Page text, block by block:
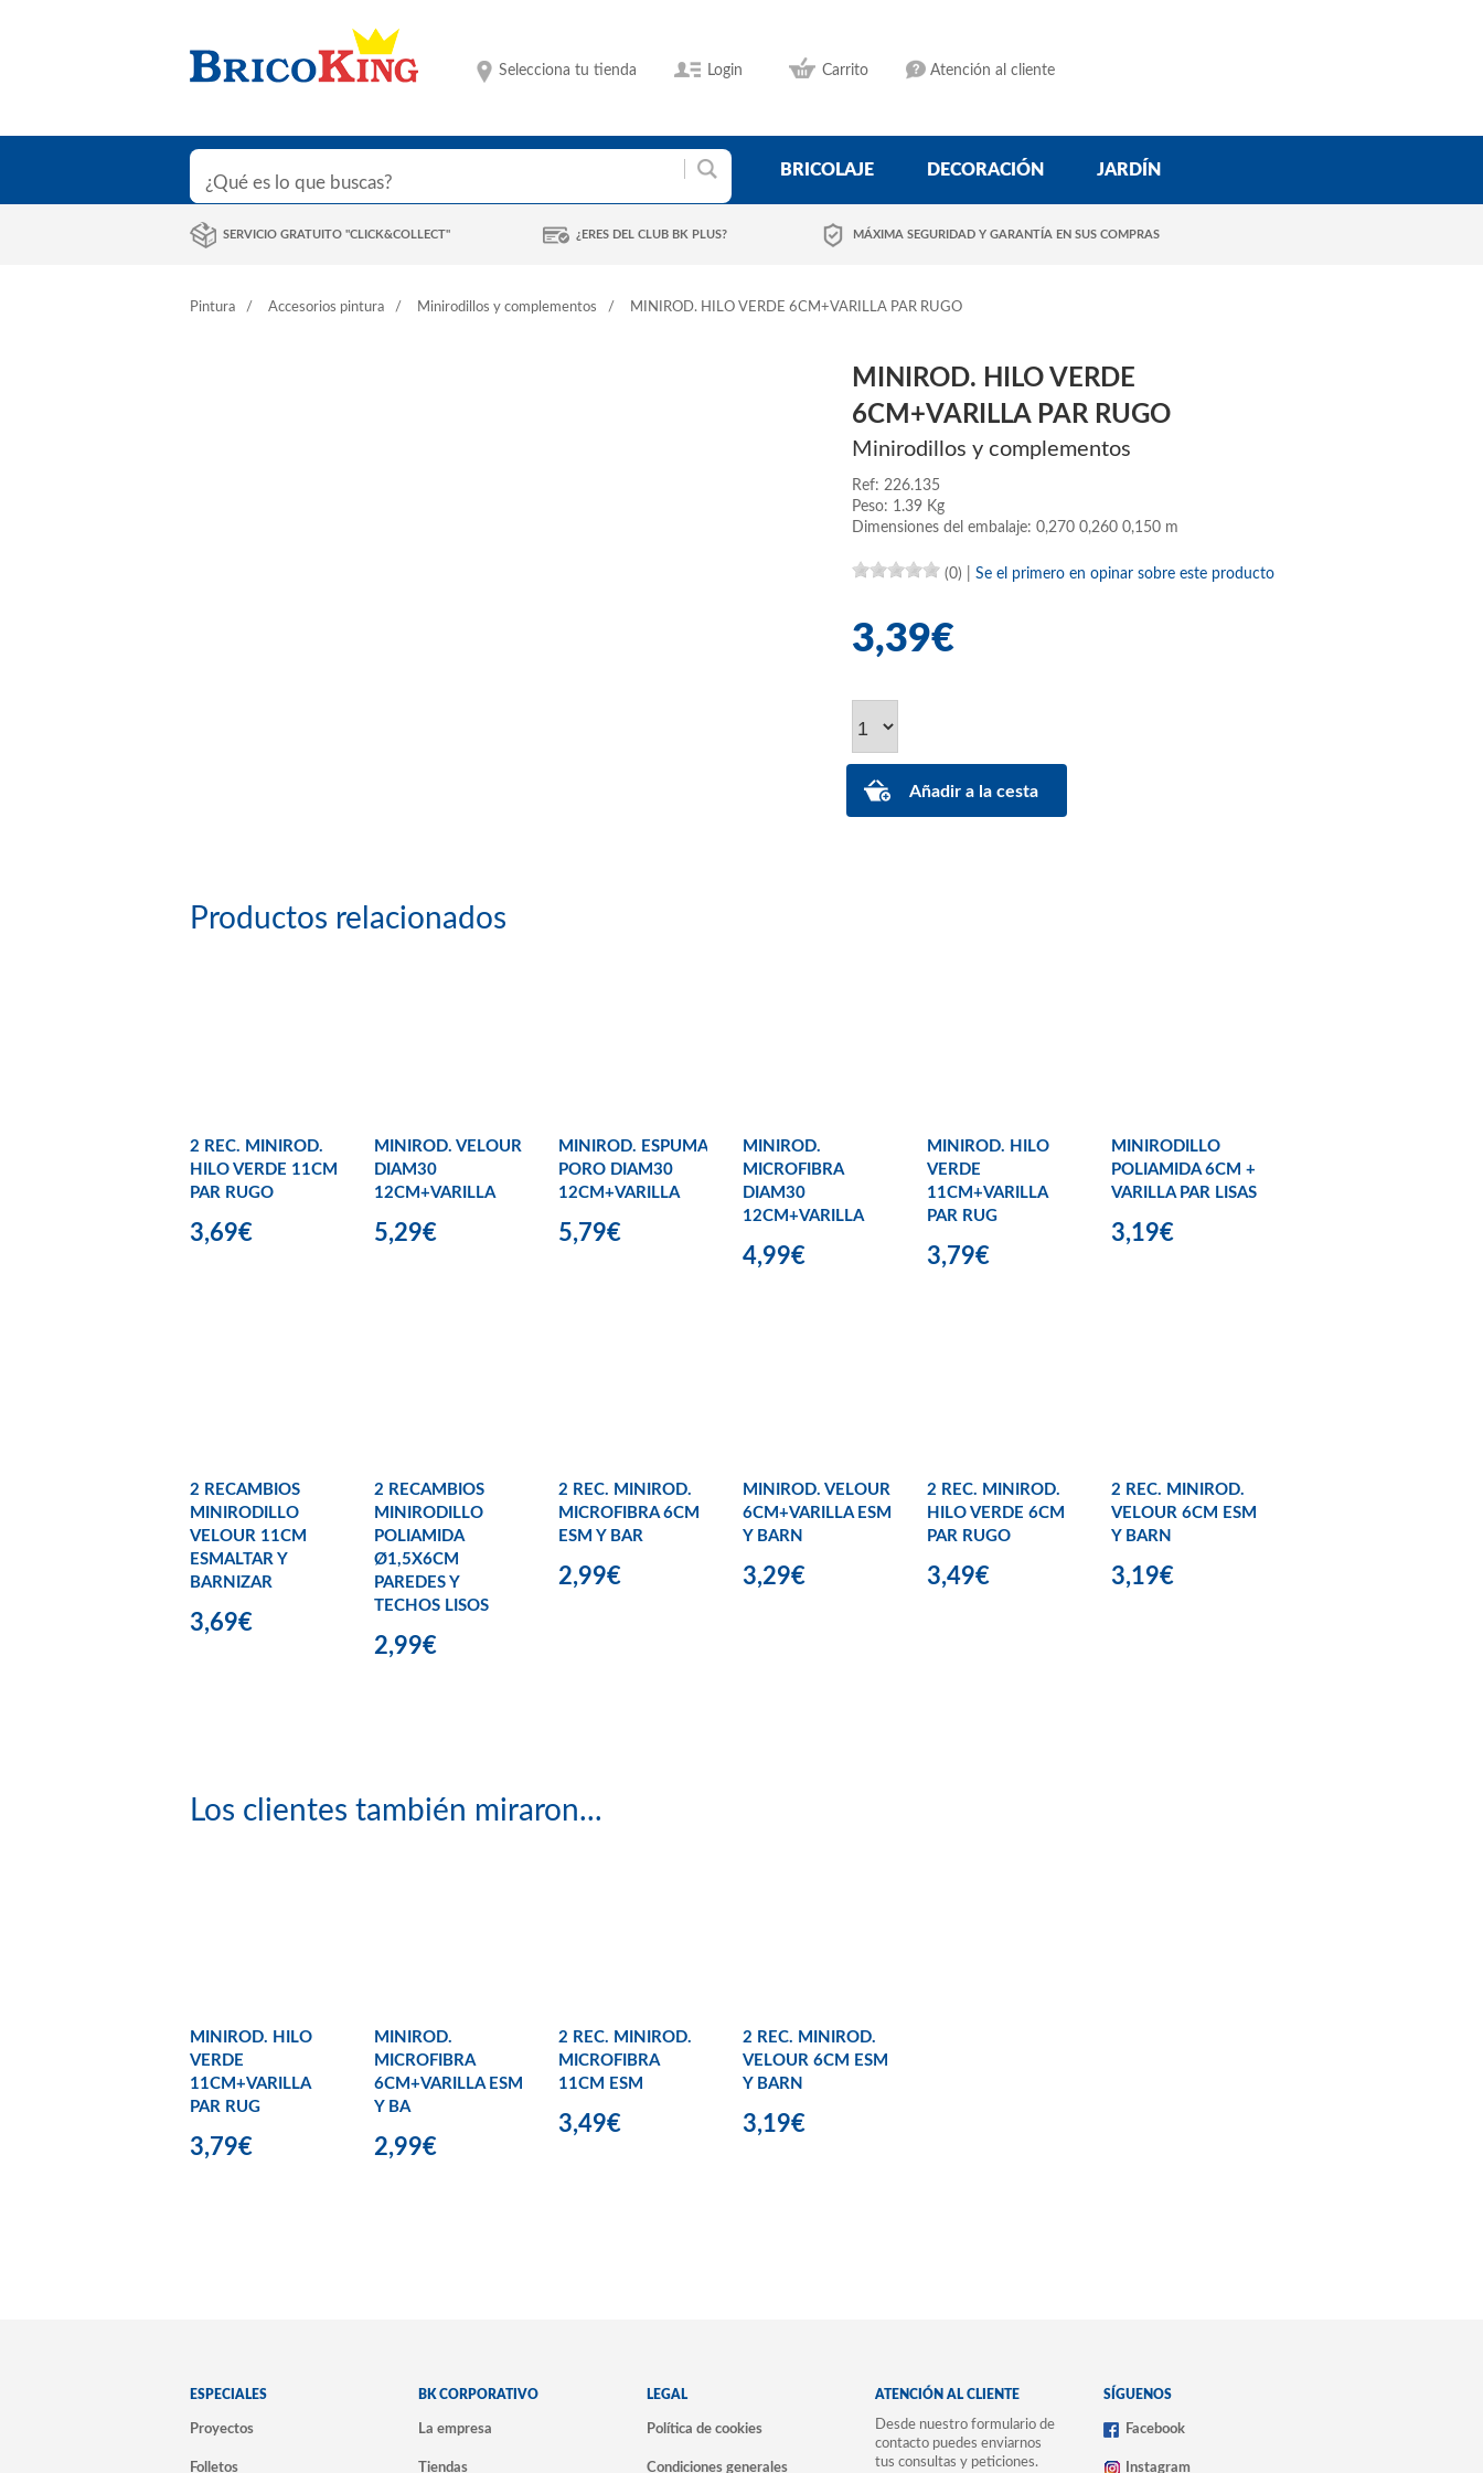
Selecciona tu tienda Login Carrito Atención al cliente
BRICOLAJE DECORACIÓN JARDÍN
SERVICIO GRATUITO "CLICK&COLLECT" ¿ERES DEL CLUB BK PLUS? MÁXIMA SEGURIDAD Y GARANTÍA EN SUS COMPRAS
Pintura Accesorios pintura Minirodillos y complementos MINIROD. HILO VERDE 6CM+VARILLA PAR RUGO
MINIROD. HILO VERDE
6CM+VARILLA PAR RUGO
Minirodillos y complementos
Ref: 226.135
Peso: 1.39 Kg
Dimensiones del embalaje: 0,270 0,260 0,150 m
(0) Se el primero en opinar sobre este producto
3,39€
Productos relacionados
2 REC. MINIROD.
HILO VERDE 11CM
PAR RUGO
3,69€
MINIROD. VELOUR
DIAM30
12CM+VARILLA
5,29€
MINIROD. ESPUMA
PORO DIAM30
12CM+VARILLA
5,79€
MINIROD.
MICROFIBRA
DIAM30
12CM+VARILLA
4,99€
MINIROD. HILO
VERDE
11CM+VARILLA
PAR RUG
3,79€
MINIRODILLO
POLIAMIDA 6CM +
VARILLA PAR LISAS
3,19€
2 RECAMBIOS
MINIRODILLO
VELOUR 11CM
ESMALTAR Y
BARNIZAR
3,69€
2 RECAMBIOS
MINIRODILLO
POLIAMIDA
Ø1,5X6CM
PAREDES Y
TECHOS LISOS
2,99€
2 REC. MINIROD.
MICROFIBRA 6CM
ESM Y BAR
2,99€
MINIROD. VELOUR
6CM+VARILLA ESM
Y BARN
3,29€
2 REC. MINIROD.
HILO VERDE 6CM
PAR RUGO
3,49€
2 REC. MINIROD.
VELOUR 6CM ESM
Y BARN
3,19€
Los clientes también miraron...
MINIROD. HILO
VERDE
11CM+VARILLA
PAR RUG
3,79€
MINIROD.
MICROFIBRA
6CM+VARILLA ESM
Y BA
2,99€
2 REC. MINIROD.
MICROFIBRA
11CM ESM
3,49€
2 REC. MINIROD.
VELOUR 6CM ESM
Y BARN
3,19€
ESPECIALES
Proyectos
Folletos
BK CORPORATIVO
La empresa
Tiendas
LEGAL
Política de cookies
Condiciones generales
ATENCIÓN AL CLIENTE
Desde nuestro formulario de
contacto puedes enviarnos
tus consultas y peticiones.
SÍGUENOS
Facebook
Instagram